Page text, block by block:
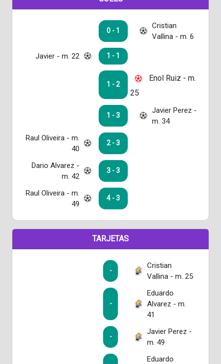
0 - 1
Cristian
Vallina - m. 6
Javier - m. 22 1 - 1
1 - 2
Enol Ruiz - m.
25
1 - 3
Javier Perez -
m. 34
Raul Oliveira - m.
40
2 - 3
Dario Alvarez -
m. 42
3 - 3
Raul Oliveira - m.
49
4 - 3
TARJETAS
-
Cristian
Vallina - m. 25
-
Eduardo
Alvarez - m.
41
-
Javier Perez -
m. 49
Eduardo